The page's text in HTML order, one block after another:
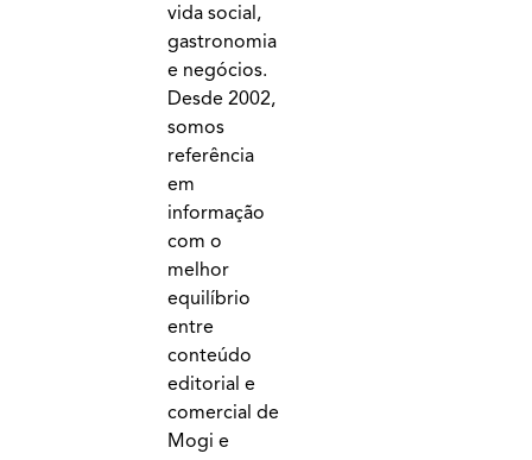
vida social,
gastronomia
e negócios.
Desde 2002,
somos
referência
em
informação
com o
melhor
equilíbrio
entre
conteúdo
editorial e
comercial de
Mogi e